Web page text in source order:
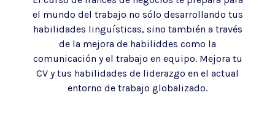
el mundo del trabajo no sólo desarrollando tus
habilidades linguísticas, sino también a través
de la mejora de habiliddes como la
comunicación y el trabajo en equipo. Mejora tu
CV y tus habilidades de liderazgo en el actual
entorno de trabajo globalizado.